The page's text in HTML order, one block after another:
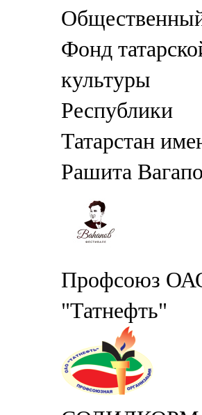
Фонд
культуры
Республики
Татарстан
Рашита
Профсоюз
"Татнефть"